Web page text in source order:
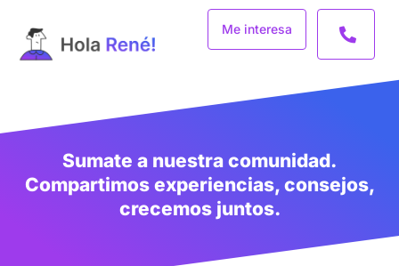
contenido
Me interesa
Sumate a nuestra comunidad.
Compartimos experiencias, consejos,
crecemos juntos.